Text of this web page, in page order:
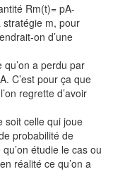
Rm(t)= pA-
stratégie m, pour
on d’une
a perdu par
C’est pour ça que
regrette d’avoir
soit celle qui joue
probabilité de
étudie le cas ou
réalité ce qu’on a